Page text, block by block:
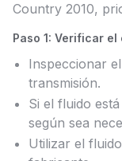
Country 2010,
Paso 1: Verificar
Inspeccionar
transmisión.
Si el fluido
según sea
Utilizar el